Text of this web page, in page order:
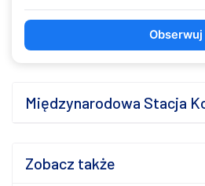
Obserwuj
Międzynarodowa Stacja
Zobacz także